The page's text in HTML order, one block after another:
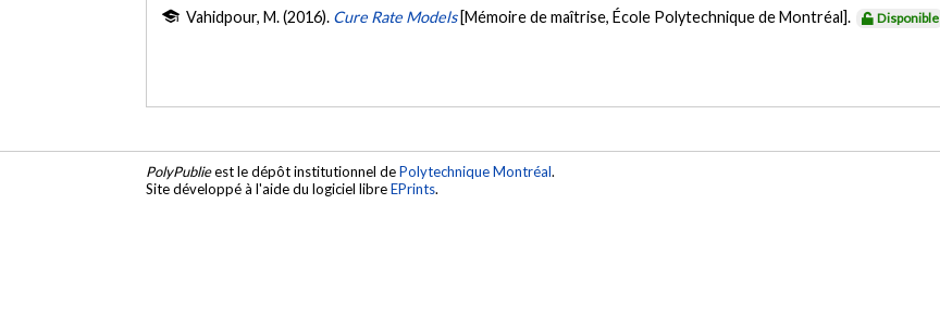
Vahidpour, M. (2016). Cure Rate Models [Mémoire de maîtrise, École Polytechnique de Montréal]. Disponible
PolyPublieest le dépôt institutionnel dePolytechnique Montréal.
Site développé à l'aide du logiciel libreEPrints.